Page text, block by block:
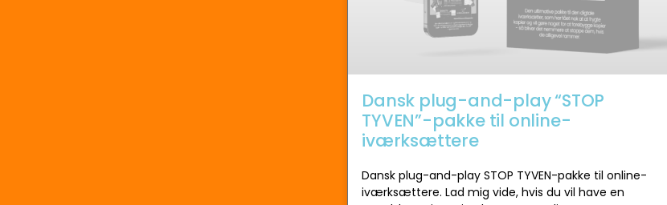
Dansk plug-and-play “STOP
TYVEN”-pakke til online-
iværksættere
Dansk plug-and-play STOP TYVEN-pakke til online-
iværksættere. Lad mig vide, hvis du vil have en